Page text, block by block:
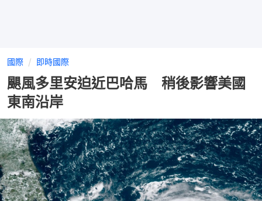
國際 即時國際
颶風多里安迫近巴哈馬 稍後影響美國
東南沿岸